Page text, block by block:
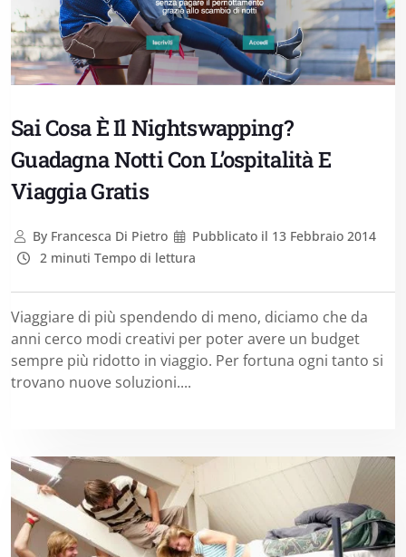
Sai Cosa È Il Nightswapping?
Guadagna Notti Con L’ospitalità E
Viaggia Gratis
ByFrancesca Di Pietro Pubblicato il 13 Febbraio 2014
2 minuti Tempo di lettura
Viaggiare di più spendendo di meno, diciamo che da
anni cerco modi creativi per poter avere un budget
sempre più ridotto in viaggio. Per fortuna ogni tanto si
trovano nuove soluzioni....